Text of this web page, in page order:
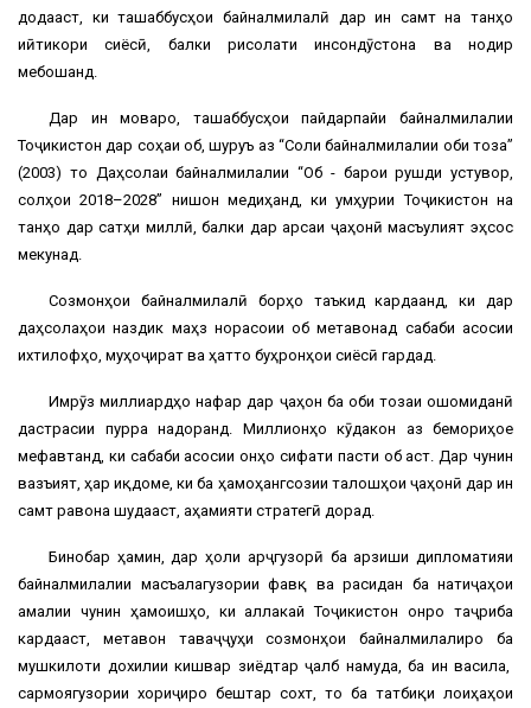
додааст, ки ташаббусҳои байналмилалӣ дар ин самт на танҳо
иӣтикори сиёсӣ, балки рисолати инсондӯстона ва нодир
мебошанд.
Дар ин моваро, ташаббусҳои пайдарпайи байналмилалии
Тоҷикистон дар соҳаи об, шуруъ аз “Соли байналмилалии оби тоза”
(2003) то Даҳсолаи байналмилалии “Об - барои рушди устувор,
солҳои 2018–2028” нишон медиҳанд, ки Ҷумҳурии Тоҷикистон на
танҳо дар сатҳи миллӣ, балки дар арсаи ҷаҳонӣ масъулият эҳсос
мекунад.
Созмонҳои байналмилалӣ борҳо таъкид кардаанд, ки дар
даҳсолаҳои наздик маҳз норасоии об метавонад сабаби асосии
ихтилофҳо, муҳоҷират ва ҳатто буҳронҳои сиёсӣ гардад.
Имрӯз миллиардҳо нафар дар ҷаҳон ба оби тозаи ошомиданӣ
дастрасии пурра надоранд. Миллионҳо кӯдакон аз бемориҳое
мефавтанд, ки сабаби асосии онҳо сифати пасти об аст. Дар чунин
вазъият, ҳар иқдоме, ки ба ҳамоҳангсозии талошҳои ҷаҳонӣ дар ин
самт равона шудааст, аҳамияти стратегӣ дорад.
Бинобар ҳамин, дар ҳоли арҷгузорӣ ба арзиши дипломатияи
байналмилалии масъалагузории фавқ ва расидан ба натиҷаҳои
амалии чунин ҳамоишҳо, ки аллакай Тоҷикистон онро таҷриба
кардааст, метавон таваҷҷуҳи созмонҳои байналмилалиро ба
мушкилоти дохилии кишвар зиёдтар ҷалб намуда, ба ин васила,
сармоягузории хориҷиро бештар сохт, то ба татбиқи лоиҳаҳои